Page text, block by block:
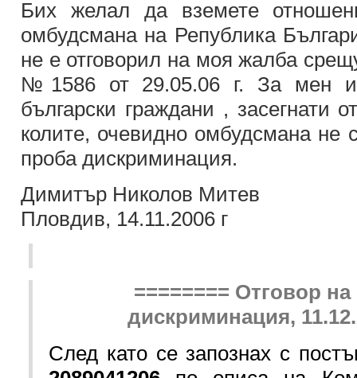
Бих желал да вземете
омбудсмана на Република
не е отговорил на моя жалба
№1586 от 29.05.06 г. За мен
български граждани , засегнати
колите, очевидно омбудсмана не
проба дискриминация.
Димитър Николов Митев
Пловдив, 14.11.2006 г
======== Отговор
дискриминация,
След като се запознах с